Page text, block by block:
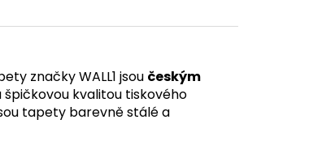
značky WALL1 jsou českým
kvalitou tiskového
tapety barevně stálé a